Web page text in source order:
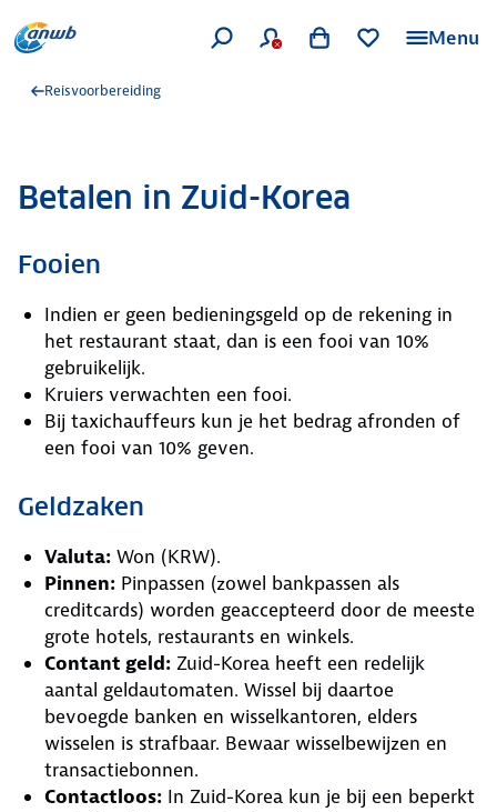
Menu
Reisvoorbereiding
Betalen in Zuid-Korea
Fooien
Indien er geen bedieningsgeld op de rekening in
het restaurant staat, dan is een fooi van 10%
gebruikelijk.
Kruiers verwachten een fooi.
Bij taxichauffeurs kun je het bedrag afronden of
een fooi van 10% geven.
Geldzaken
Valuta: Won (KRW).
Pinnen: Pinpassen (zowel bankpassen als
creditcards) worden geaccepteerd door de meeste
grote hotels, restaurants en winkels.
Contant geld: Zuid-Korea heeft een redelijk
aantal geldautomaten. Wissel bij daartoe
bevoegde banken en wisselkantoren, elders
wisselen is strafbaar. Bewaar wisselbewijzen en
transactiebonnen.
Contactloos: In Zuid-Korea kun je bij een beperkt